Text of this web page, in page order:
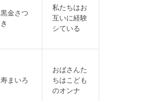
黒金さつ
き
私たちはお
互いに経験
シている
寿まいろ
おばさんた
ちはこども
のオンナ